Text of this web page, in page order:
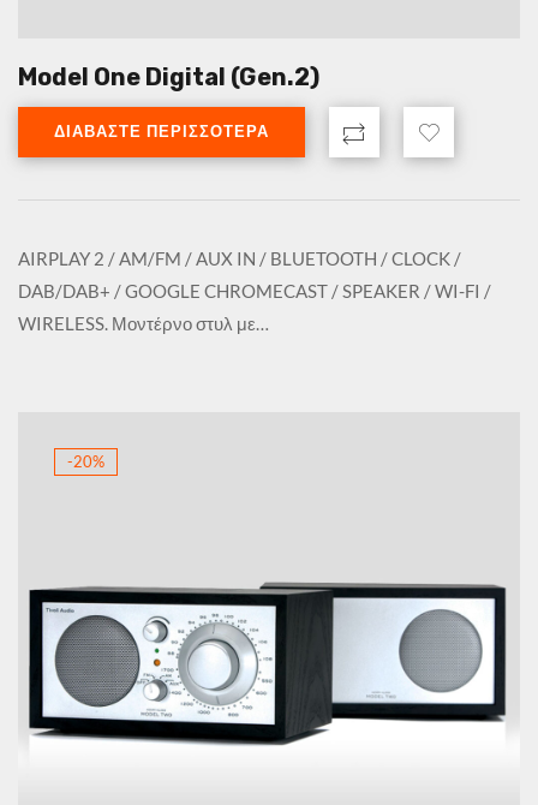
Model One Digital (Gen.2)
ΔΙΑΒΆΣΤΕ ΠΕΡΙΣΣΌΤΕΡΑ
AIRPLAY 2 / AM/FM / AUX IN / BLUETOOTH / CLOCK /
DAB/DAB+ / GOOGLE CHROMECAST / SPEAKER / WI-FI /
WIRELESS. Μοντέρνο στυλ με…
-20%